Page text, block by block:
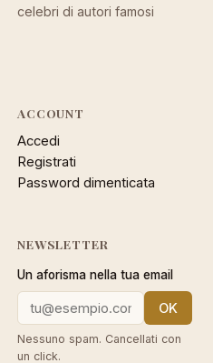
celebri di autori famosi
ACCOUNT
Accedi
Registrati
Password dimenticata
NEWSLETTER
Un aforisma nella tua email
OK
Nessuno spam. Cancellati con
un click.